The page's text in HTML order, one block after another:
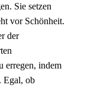
Sie setzen
vor Schönheit.
der
erregen, indem
Egal, ob